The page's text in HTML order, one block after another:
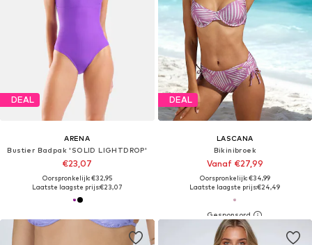
DEAL
ARENA
Bustier Badpak 'SOLID LIGHTDROP'
€23,07
Oorspronkelijk: €32,95
Laatste laagste prijs:€23,07
DEAL
LASCANA
Bikinibroek
Vanaf €27,99
Oorspronkelijk: €34,99
Laatste laagste prijs:€24,49